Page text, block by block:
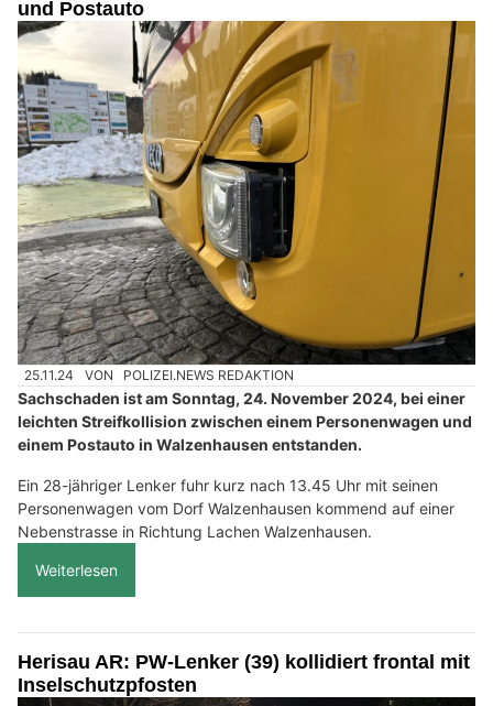
und Postauto
25.11.24 VON POLIZEI.NEWS REDAKTION
Sachschaden ist am Sonntag, 24. November 2024, bei einer
leichten Streifkollision zwischen einem Personenwagen und
einem Postauto in Walzenhausen entstanden.
Ein 28-jähriger Lenker fuhr kurz nach 13.45 Uhr mit seinen
Personenwagen vom Dorf Walzenhausen kommend auf einer
Nebenstrasse in Richtung Lachen Walzenhausen.
Weiterlesen
Herisau AR: PW-Lenker (39) kollidiert frontal mit
Inselschutzpfosten